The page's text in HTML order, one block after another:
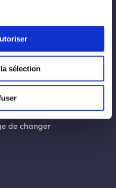
sélection
de changer